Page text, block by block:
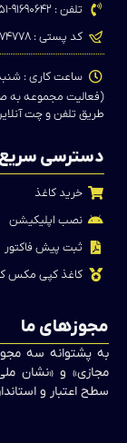
تلفن : ۹۱۶۹۰۶۴۲-۰۵۱
کد پستی : ۹۱۳۷۶۷۴۷۷۸
ساعت کاری : شنبه تا
(فعالیت مجموعه به
طریق تلفن و چت
دسترسی سریع
خرید کاغذ
نصب اپلیکیشن
ثبت پیش فاکتور
کاغذ کپی مکس
مجوزهای ما
به پشتوانه سه
مجازی» و «نشان
سطح اعتبار و